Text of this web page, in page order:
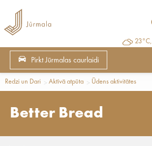
23°C,
Pirkt Jūrmalas caurlaidi
Redzi un Dari Aktīvā atpūta Ūdens aktivitātes
Better Bread